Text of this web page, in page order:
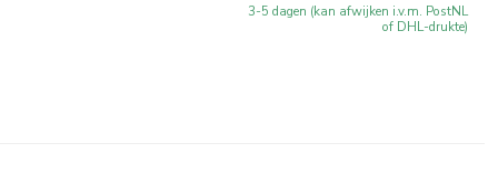
3-5 dagen (kan afwijken i.v.m. PostNL
of DHL-drukte)